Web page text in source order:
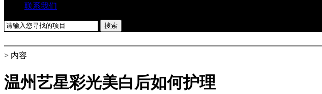
联系我们
> 内容
温州艺星彩光美白后如何护理